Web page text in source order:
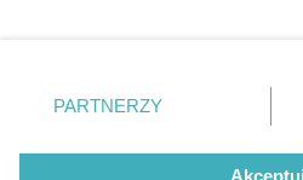
Gliwice
zmienić/wycofać klikając
znajdujący się w lewym dolnym
rodzaje przetwarzania danych
użytkownika, ale masz prawo
PARTNERZY